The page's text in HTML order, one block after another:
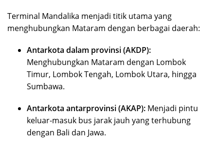
Terminal Mandalika menjadi titik utama yang
menghubungkan Mataram dengan berbagai daerah:
Antarkota dalam provinsi (AKDP):
Menghubungkan Mataram dengan Lombok
Timur, Lombok Tengah, Lombok Utara, hingga
Sumbawa.
Antarkota antarprovinsi (AKAP): Menjadi pintu
keluar-masuk bus jarak jauh yang terhubung
dengan Bali dan Jawa.